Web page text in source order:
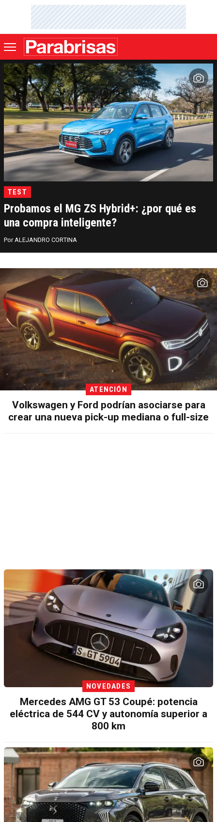
TEST
Probamos el MG ZS Hybrid+: ¿por qué es
una compra inteligente?
ALEJANDRO CORTINA
ATENCIÓN
Volkswagen y Ford podrían asociarse para
crear una nueva pick-up mediana o full-size
NOVEDADES
Mercedes AMG GT 53 Coupé: potencia
eléctrica de 544 CV y autonomía superior a
800 km